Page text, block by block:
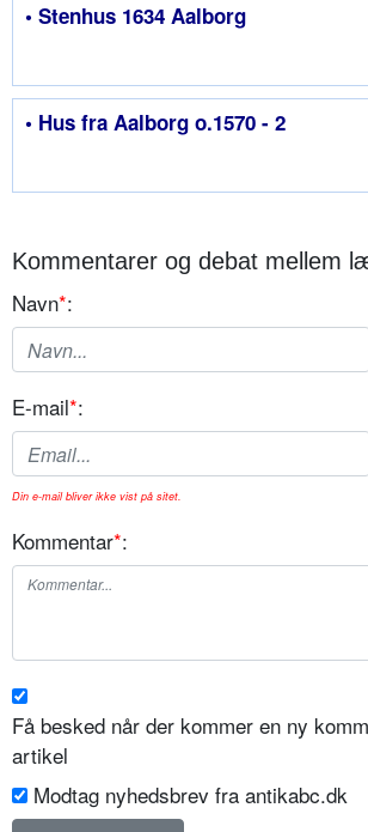
• Stenhus 1634 Aalborg
• Hus fra Aalborg o.1570 - 2
Kommentarer og debat mellem
Navn*:
E-mail*:
Din e-mail bliver ikke vist på sitet.
Kommentar*:
Få besked når der kommer en ny
artikel
Modtag nyhedsbrev fra antikabc.dk